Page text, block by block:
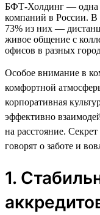
БФТ-Холдинг — одна
компаний в России. В
73% из них —
живое общение с
офисов в разных
Особое внимание в
комфортной
корпоративная
эффективно
на расстояние.
говорят о заботе и
1.